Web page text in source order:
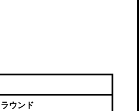
ラウンド